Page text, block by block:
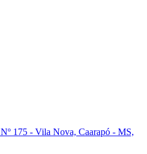
175 - Vila Nova, Caarapó - MS,